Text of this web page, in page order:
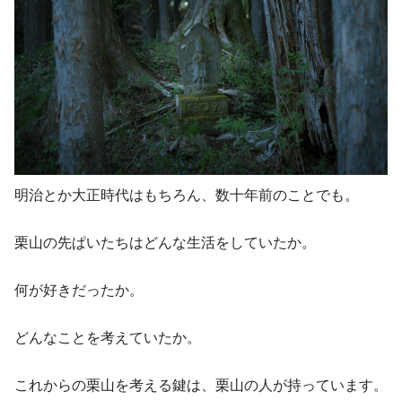
明治とか大正時代はもちろん、数十年前のことでも。
栗山の先ぱいたちはどんな生活をしていたか。
何が好きだったか。
どんなことを考えていたか。
これからの栗山を考える鍵は、栗山の人が持っています。